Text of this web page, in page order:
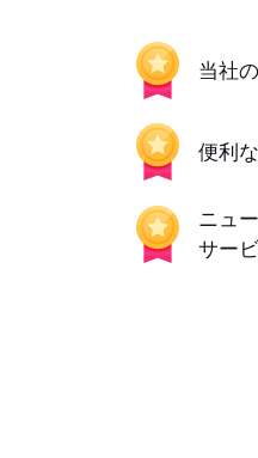
当社
便利
ニュ
サー